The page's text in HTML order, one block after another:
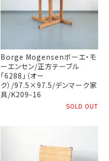
Borge Mogensenボーエ・モ
ーエンセン/正方テーブル
「6288」（オー
ク）/97.5×97.5/デンマーク家
具/K209-16
SOLD OUT